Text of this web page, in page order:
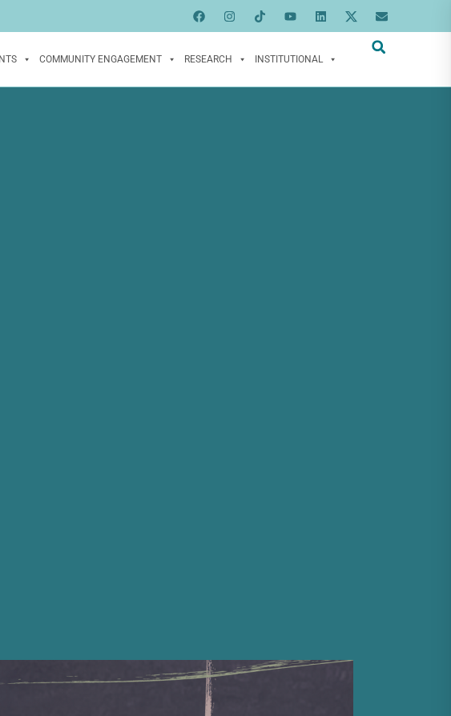
COMMUNITY ENGAGEMENT RESEARCH INSTITUTIONAL